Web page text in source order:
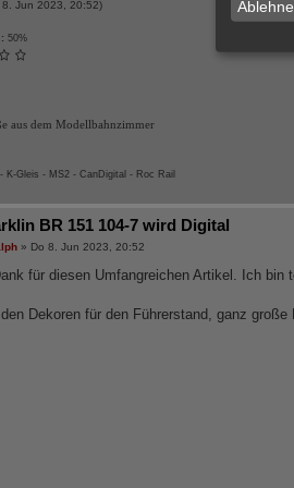
8. Jun 2023, 20:52)
50%
aus dem Modellbahnzimmer
K-Gleis - MS2 - CanDigital - Roc Rail
BR 151 104-7 wird Digital
» Do 8. Jun 2023, 20:52
für diesen Umfangreichen Artikel. Ich bin
Dekoren für den Führerstand, ganz große